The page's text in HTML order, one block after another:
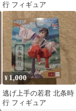
行 フィギュア
¥ 1,000
逃げ上手の若君 北条時
行 フィギュア